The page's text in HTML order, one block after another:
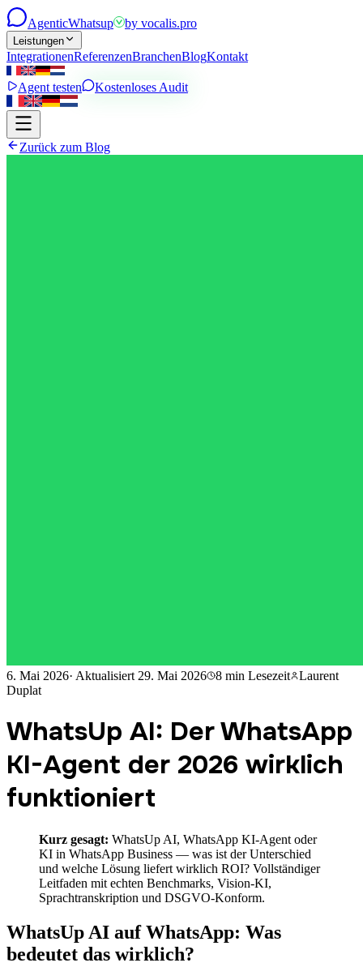
AgenticWhatsup by vocalis.pro
Leistungen
IntegrationenReferenzenBranchenBlogKontakt
Agent testen Kostenloses Audit
Zurück zum Blog
6. Mai 2026· Aktualisiert 29. Mai 2026 8 min Lesezeit
Laurent
Duplat
WhatsUp AI: Der WhatsApp
KI-Agent der 2026 wirklich
funktioniert
Kurz gesagt: WhatsUp AI, WhatsApp KI-Agent oder
KI in WhatsApp Business — was ist der Unterschied
und welche Lösung liefert wirklich ROI? Vollständiger
Leitfaden mit echten Benchmarks, Vision-KI,
Sprachtranskription und DSGVO-Konform.
WhatsUp AI auf WhatsApp: Was
bedeutet das wirklich?